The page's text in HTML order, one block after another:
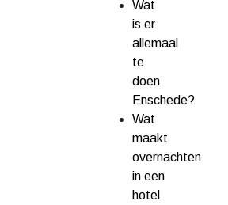
Wat
is er
allemaal
te
doen
Enschede?
Wat
maakt
overnachten
in een
hotel